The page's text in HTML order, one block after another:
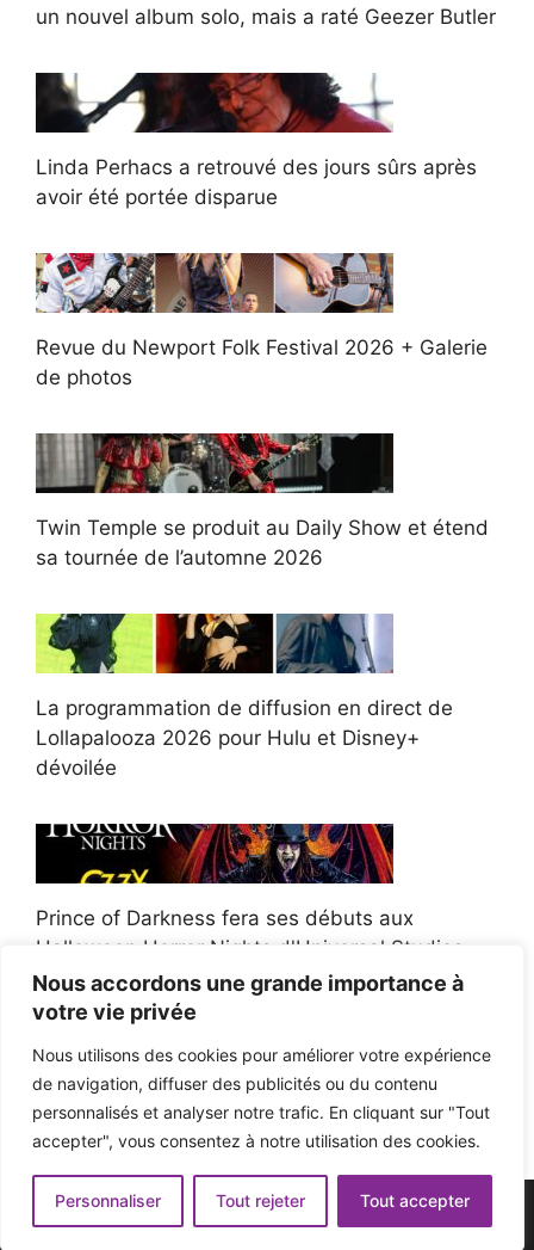
Nous accordons une grande importance à
votre vie privée
Nous utilisons des cookies pour améliorer votre expérience
de navigation, diffuser des publicités ou du contenu
personnalisés et analyser notre trafic. En cliquant sur "Tout
accepter", vous consentez à notre utilisation des cookies.
Personnaliser Tout rejeter Tout accepter
un nouvel album solo, mais a raté Geezer Butler
Linda Perhacs a retrouvé des jours sûrs après
avoir été portée disparue
Revue du Newport Folk Festival 2026 + Galerie
de photos
Twin Temple se produit au Daily Show et étend
sa tournée de l’automne 2026
La programmation de diffusion en direct de
Lollapalooza 2026 pour Hulu et Disney+
dévoilée
Prince of Darkness fera ses débuts aux
Halloween Horror Nights d'Universal Studios
Afroman poursuit un policier de l'Ohio après la
victoire du jury en diffamation
© 2026 - Pop'n Music -